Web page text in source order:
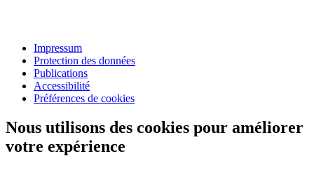
Impressum
Protection des données
Publications
Accessibilité
Préférences de cookies
Nous utilisons des cookies pour améliorer
votre expérience